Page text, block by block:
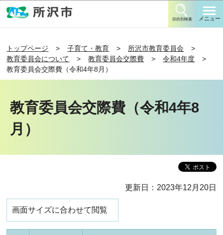
目的別検索 メニュー
トップページ 子育て・教育
所沢市教育委員会
教育委員会について
教育委員会交際費
令和4年度
教育委員会交際費（令和4年8月）
教育委員会交際費（令和4年8
月）
更新日：2023年12月20日
画面サイズに合わせて閲覧